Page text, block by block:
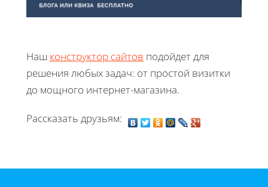
Наш конструктор сайтов подойдет для
решения любых задач: от простой визитки
до мощного интернет-магазина.
Рассказать друзьям: